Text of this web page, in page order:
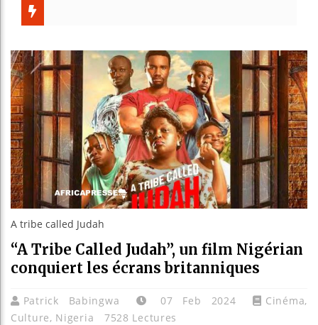
Guinée
Bénin :
A tribe called Judah
“A Tribe Called Judah”, un film Nigérian
conquiert les écrans britanniques
Patrick Babingwa 07 Feb 2024 Cinéma,
Culture, Nigeria 7528 Lectures